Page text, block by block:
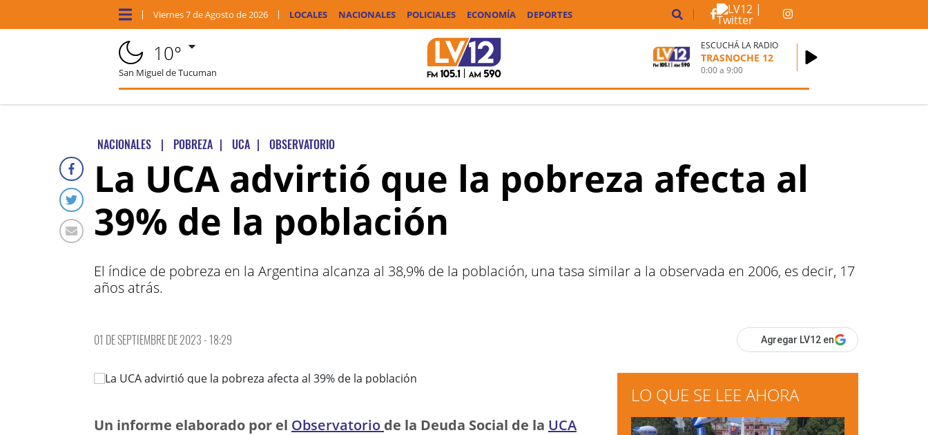
Viernes7 deAgosto de 2026 LOCALES NACIONALES POLICIALES ECONOMÍA DEPORTES
10°
San Miguel de Tucuman
ESCUCHÁ LA RADIO
TRASNOCHE 12
0:00a9:00
NACIONALES | POBREZA | UCA | OBSERVATORIO
La UCA advirtió que la pobreza afecta al
39% de la población
El índice de pobreza en la Argentina alcanza al 38,9% de la población, una tasa similar a la observada en 2006, es decir, 17
años atrás.
01 DE SEPTIEMBRE DE 2023 - 18:29 Agregar LV12 en
Un informe elaborado por el Observatorio de la Deuda Social de la UCA
LO QUE SE LEE AHORA